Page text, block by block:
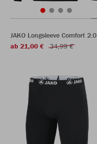
JAKO Longsleeve Comfort 2.0
ab 21,00 €
34,99 €